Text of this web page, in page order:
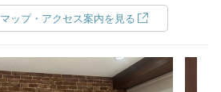
マップ・アクセス案内を見る